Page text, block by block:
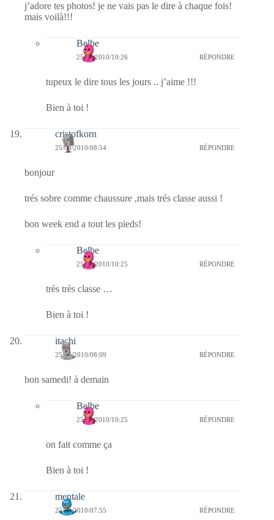
j’adore tes photos! je ne vais pas le dire à chaque fois!
mais voilà!!!
Belbe
25/09/2010/10:26 RÉPONDRE
tupeux le dire tous les jours .. j’aime !!!
Bien à toi !
cristofkorn
25/09/2010/08:54 RÉPONDRE
bonjour
trés sobre comme chaussure ,mais trés classe aussi !
bon week end a tout les pieds!
Belbe
25/09/2010/10:25 RÉPONDRE
très très classe …
Bien à toi !
itachi
25/09/2010/08:09 RÉPONDRE
bon samedi! à demain
Belbe
25/09/2010/10:25 RÉPONDRE
on fait comme ça
Bien à toi !
mentale
25/09/2010/07:55 RÉPONDRE